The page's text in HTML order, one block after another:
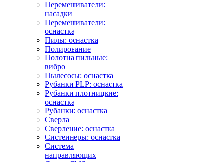
Перемешиватели:
насадки
Перемешиватели:
оснастка
Пилы: оснастка
Полирование
Полотна пильные:
вибро
Пылесосы: оснастка
Рубанки PLP: оснастка
Рубанки плотницкие:
оснастка
Рубанки: оснастка
Сверла
Сверление: оснастка
Систейнеры: оснастка
Система
направляющих